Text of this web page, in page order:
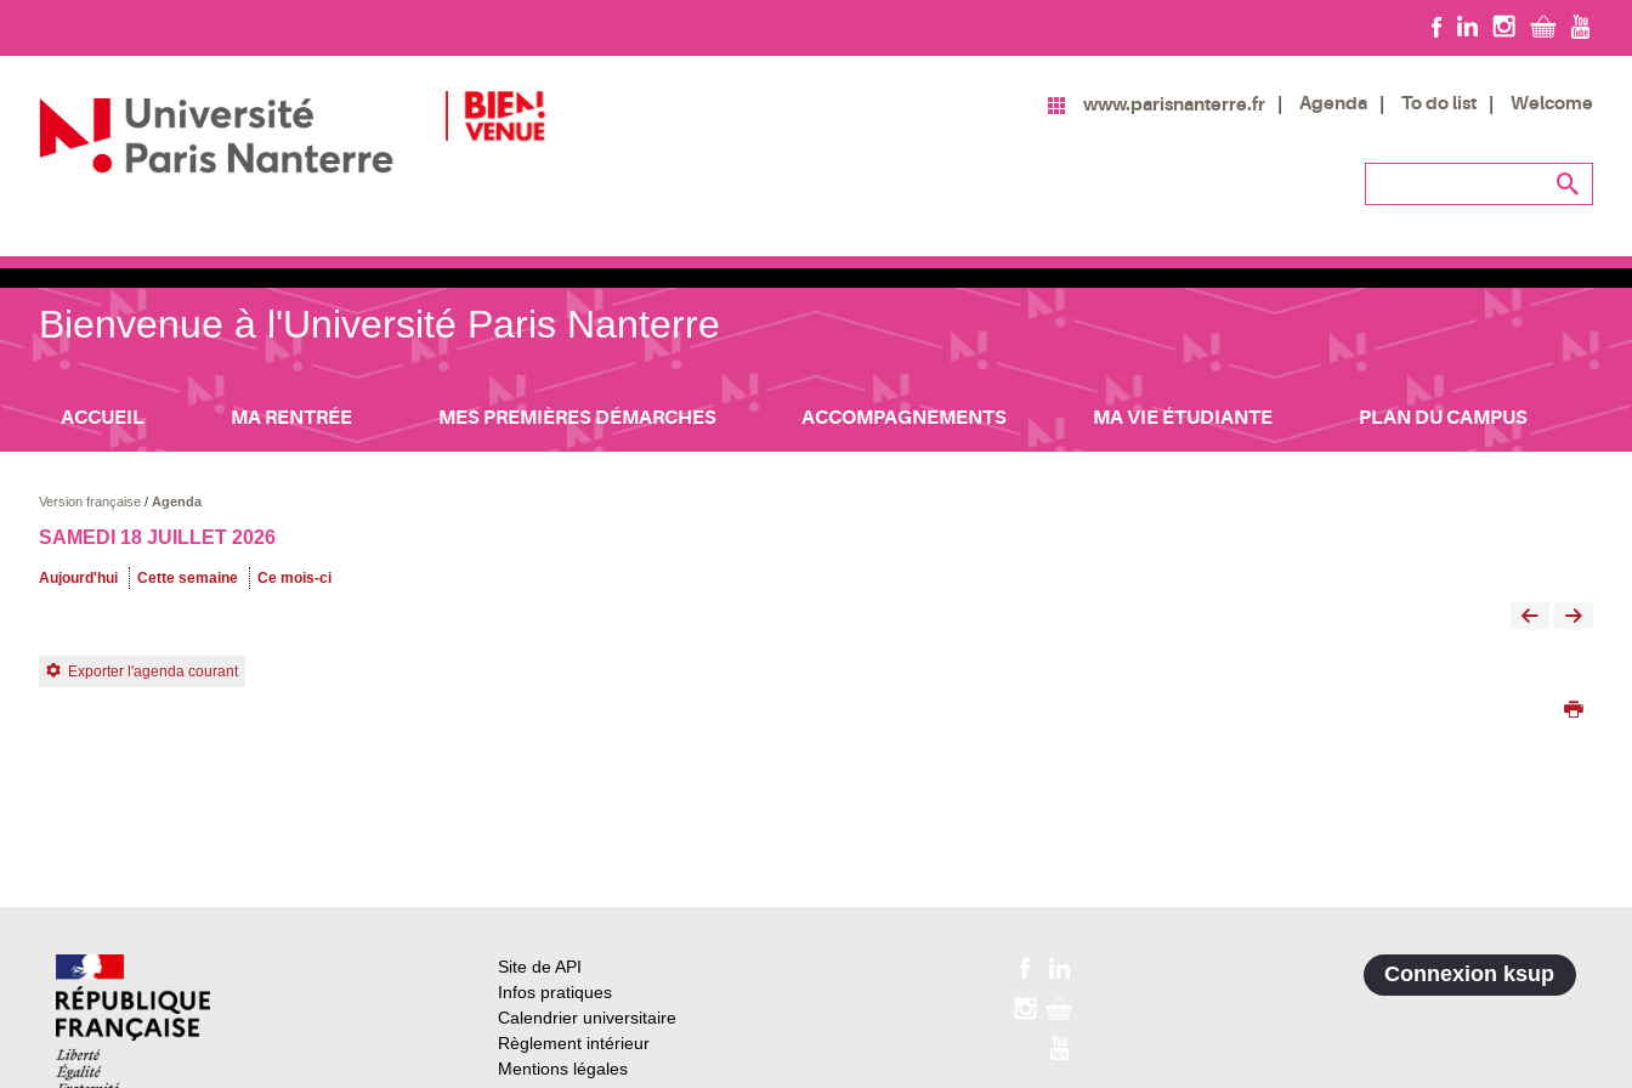
www.parisnanterre.fr Agenda To do list Welcome
Bienvenue à l'Université Paris Nanterre
ACCUEIL MA RENTRÉE MES PREMIÈRES DÉMARCHES ACCOMPAGNEMENTS MA VIE ÉTUDIANTE PLAN DU CAMPUS
Version française/ Agenda
SAMEDI 18 JUILLET 2026
Aujourd'hui Cette semaine Ce mois-ci
Exporter l'agenda courant
Site de API
Infos pratiques
Calendrier universitaire
Règlement intérieur
Mentions légales
Connexion ksup